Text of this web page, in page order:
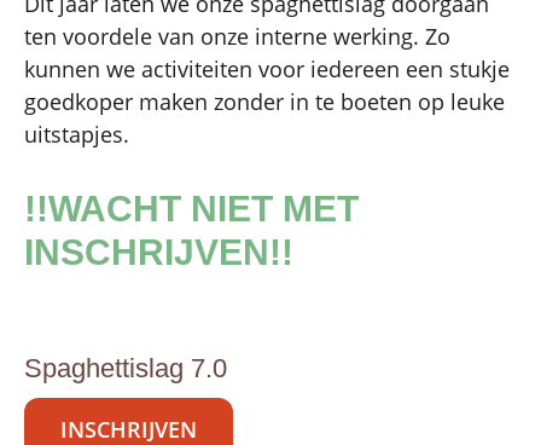
ten voordele van onze interne werking. Zo
kunnen we activiteiten voor iedereen een stukje
goedkoper maken zonder in te boeten op leuke
uitstapjes.
!!WACHT NIET MET
INSCHRIJVEN!!
Spaghettislag 7.0
INSCHRIJVEN